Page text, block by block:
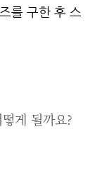
를 구한 후 스
게 될까요?